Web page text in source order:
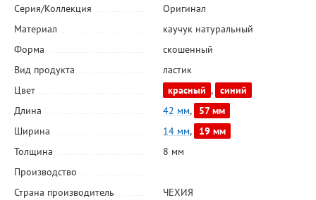
Серия/Коллекция
Оригинал
Материал
каучук натуральный
Форма
скошенный
Вид продукта
ластик
Цвет
красный , синий
Длина
42 мм,
57 мм
Ширина
14 мм,
19 мм
Толщина
8 мм
Производство
Страна производитель
ЧЕХИЯ